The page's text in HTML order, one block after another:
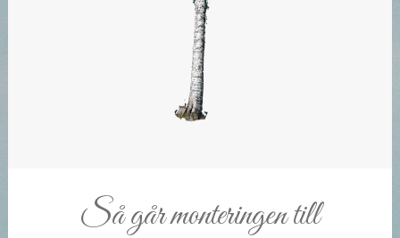
Så går monteringen till